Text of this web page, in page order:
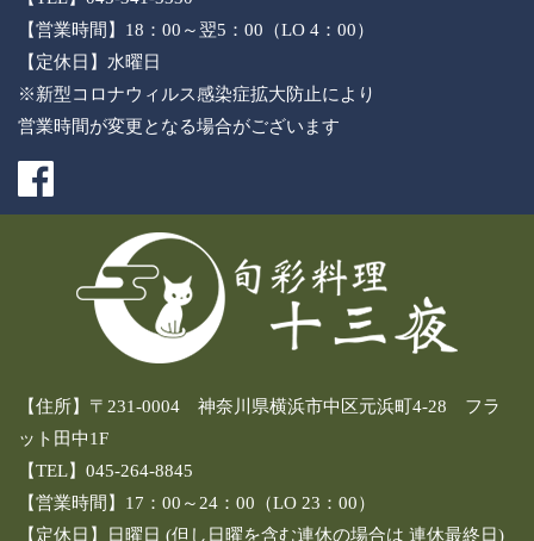
【営業時間】18：00～翌5：00（LO 4：00）
【定休日】水曜日
※新型コロナウィルス感染症拡大防止により
営業時間が変更となる場合がございます
【住所】〒231-0004 神奈川県横浜市中区元浜町4-28 フラ
ット田中1F
【TEL】045-264-8845
【営業時間】17：00～24：00（LO 23：00）
【定休日】日曜日 (但し日曜を含む連休の場合は 連休最終日)